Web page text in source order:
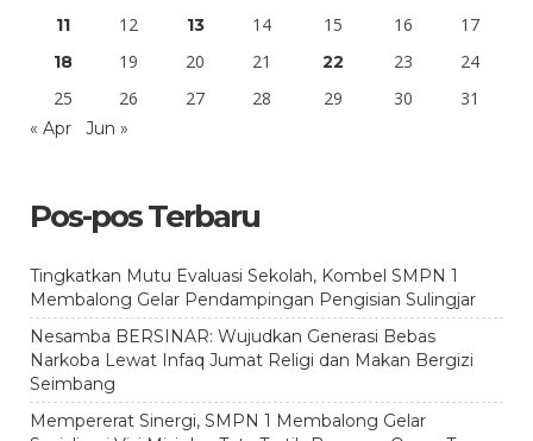
11 12 13 14 15 16 17
18 19 20 21 22 23
24
25
26 27 28 29 30 31
« Apr Jun »
Pos-pos Terbaru
Tingkatkan Mutu Evaluasi Sekolah, Kombel SMPN 1
Membalong Gelar Pendampingan Pengisian Sulingjar
Nesamba BERSINAR: Wujudkan Generasi Bebas
Narkoba Lewat Infaq Jumat Religi dan Makan Bergizi
Seimbang
Mempererat Sinergi, SMPN 1 Membalong Gelar